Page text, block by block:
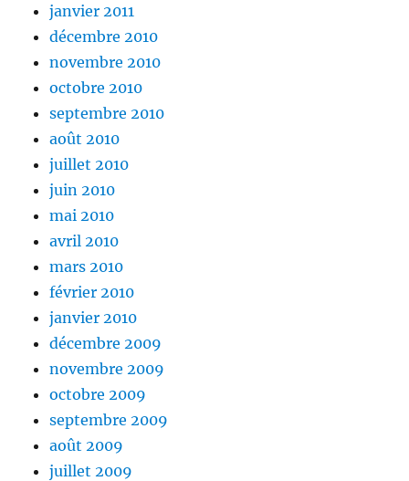
janvier 2011
décembre 2010
novembre 2010
octobre 2010
septembre 2010
août 2010
juillet 2010
juin 2010
mai 2010
avril 2010
mars 2010
février 2010
janvier 2010
décembre 2009
novembre 2009
octobre 2009
septembre 2009
août 2009
juillet 2009